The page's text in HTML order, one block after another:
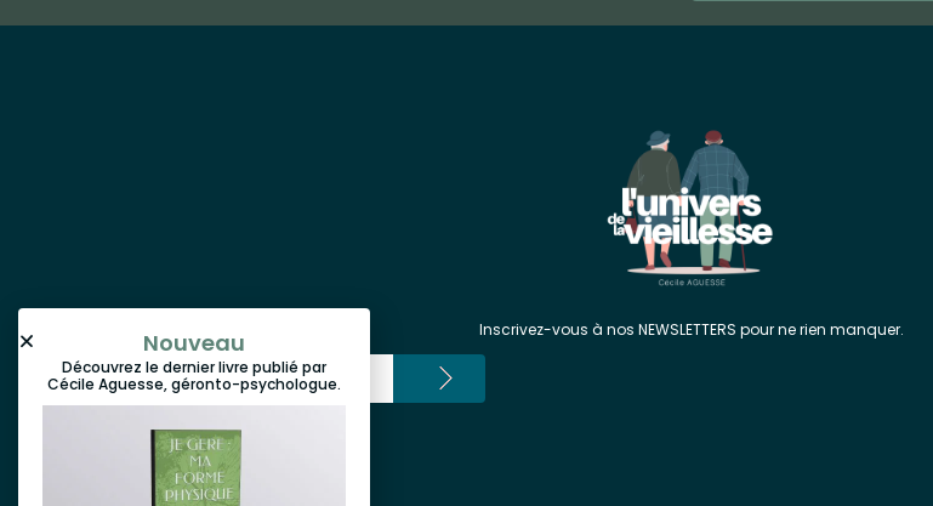
Inscrivez-vous à nos NEWSLETTERS pour ne rien manquer.
Nouveau
Découvrez le dernier livre publié par
Cécile Aguesse, géronto-psychologue.